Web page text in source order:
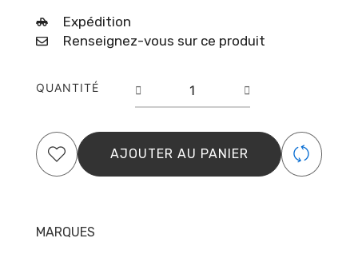
Expédition
Renseignez-vous sur ce produit
QUANTITÉ
Creamy
n°
04
AJOUTER AU PANIER
MARQUES